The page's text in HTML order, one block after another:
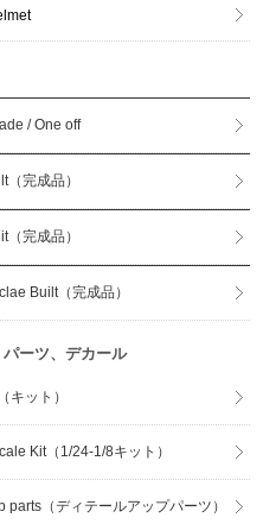
/ One off
（完成品）
（完成品）
Built（完成品）
パーツ、デカール
キット）
Kit（1/24-1/8キット）
parts（ディテールアップパーツ）